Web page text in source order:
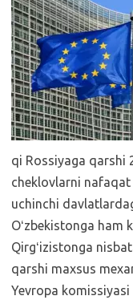
qi Rossiyaga qarshi
cheklovlarni
uchinchi
Oʻzbekistonga ham
Qirgʻizistonga
qarshi maxsus
Yevropa